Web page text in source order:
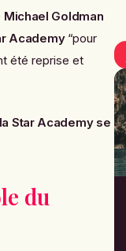
Michael Goldman
Academy“pour
été reprise et
Star Academy se
du